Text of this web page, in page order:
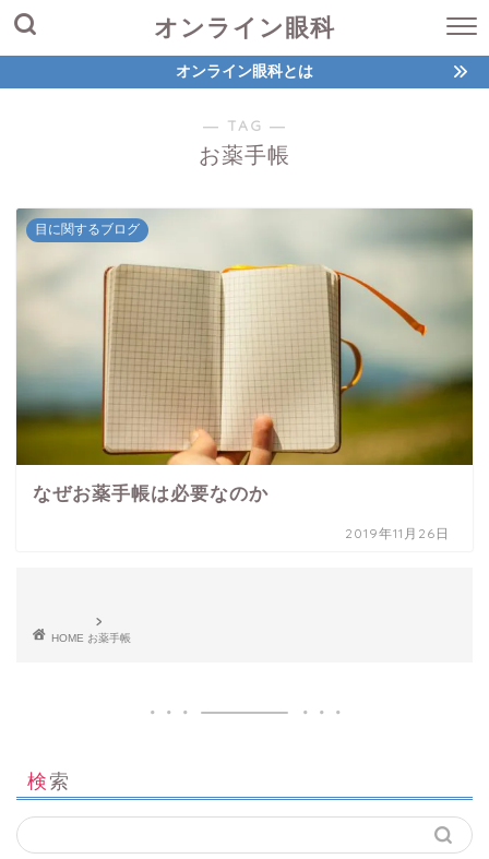
オンライン眼科
オンライン眼科とは
― TAG ―
お薬手帳
目に関するブログ
なぜお薬手帳は必要なのか
2019年11月26日
HOME お薬手帳
検索